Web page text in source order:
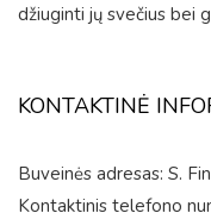
džiuginti jų svečius bei
KONTAKTINĖ
Buveinės adresas: S.
Kontaktinis telefono